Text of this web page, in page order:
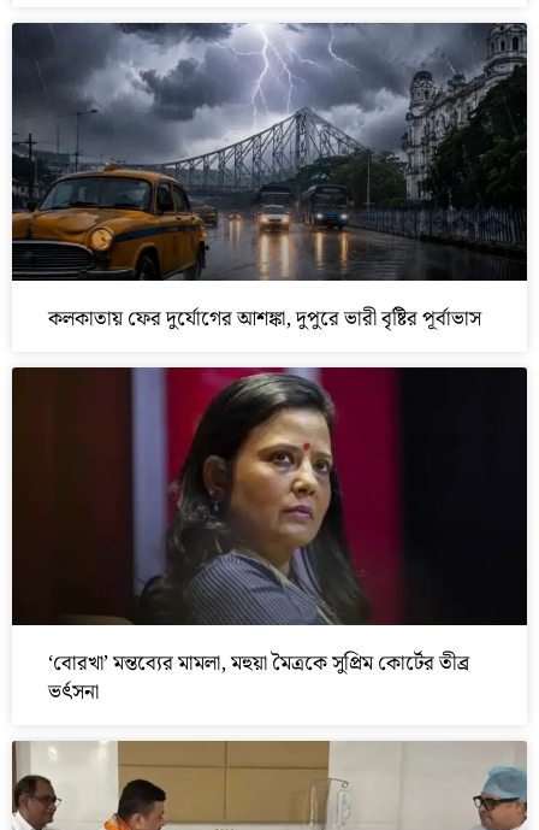
কলকাতায় ফের দুর্যোগের আশঙ্কা, দুপুরে ভারী বৃষ্টির পূর্বাভাস
‘বোরখা’ মন্তব্যের মামলা, মহুয়া মৈত্রকে সুপ্রিম কোর্টের তীব্র
ভর্ৎসনা